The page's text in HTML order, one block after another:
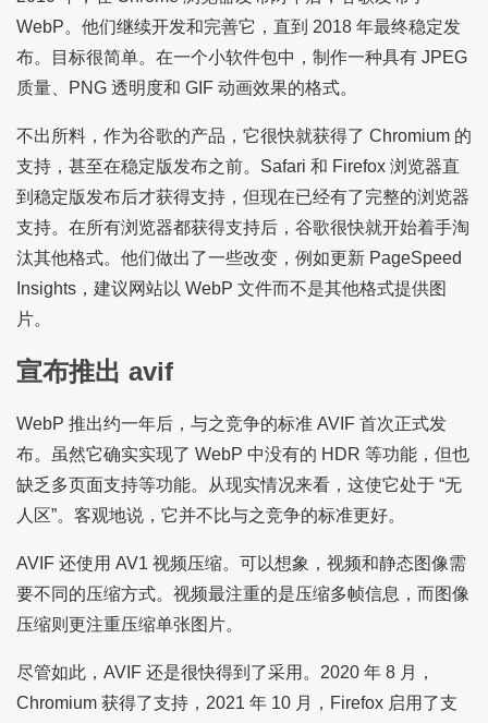
WebP。他们继续开发和完善它，直到 2018 年最终稳定发
布。目标很简单。在一个小软件包中，制作一种具有 JPEG
质量、PNG 透明度和 GIF 动画效果的格式。
不出所料，作为谷歌的产品，它很快就获得了 Chromium 的
支持，甚至在稳定版发布之前。Safari 和 Firefox 浏览器直
到稳定版发布后才获得支持，但现在已经有了完整的浏览器
支持。在所有浏览器都获得支持后，谷歌很快就开始着手淘
汰其他格式。他们做出了一些改变，例如更新 PageSpeed
Insights，建议网站以 WebP 文件而不是其他格式提供图
片。
宣布推出 avif
WebP 推出约一年后，与之竞争的标准 AVIF 首次正式发
布。虽然它确实实现了 WebP 中没有的 HDR 等功能，但也
缺乏多页面支持等功能。从现实情况来看，这使它处于 “无
人区”。客观地说，它并不比与之竞争的标准更好。
AVIF 还使用 AV1 视频压缩。可以想象，视频和静态图像需
要不同的压缩方式。视频最注重的是压缩多帧信息，而图像
压缩则更注重压缩单张图片。
尽管如此，AVIF 还是很快得到了采用。2020 年 8 月，
Chromium 获得了支持，2021 年 10 月，Firefox 启用了支